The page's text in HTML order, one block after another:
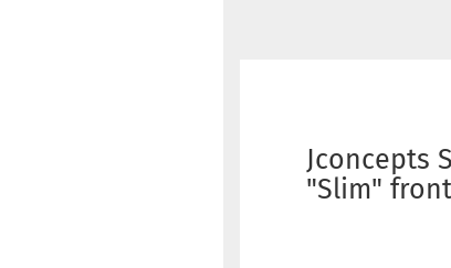
Jconcepts
"Slim" front